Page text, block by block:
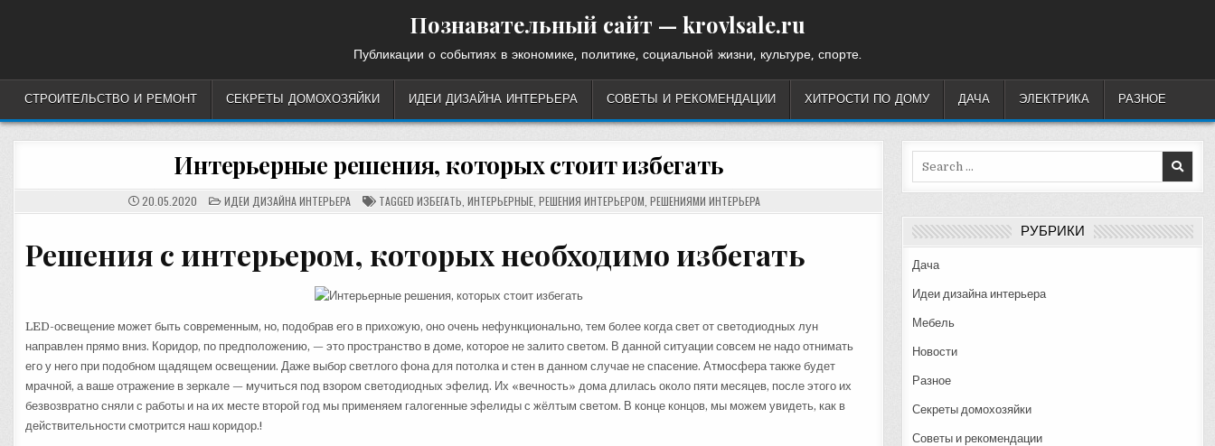
Познавательный сайт — krovlsale.ru
Публикации о событиях в экономике, политике, социальной жизни, культуре, спорте.
СТРОИТЕЛЬСТВО И РЕМОНТ СЕКРЕТЫ ДОМОХОЗЯЙКИ ИДЕИ ДИЗАЙНА ИНТЕРЬЕРА СОВЕТЫ И РЕКОМЕНДАЦИИ ХИТРОСТИ ПО ДОМУ ДАЧА ЭЛЕКТРИКА РАЗНОЕ
Интерьерные решения, которых стоит избегать
20.05.2020 POSTED
IN
ИДЕИ ДИЗАЙНА ИНТЕРЬЕРА TAGGED ИЗБЕГАТЬ ИНТЕРЬЕРНЫЕ, РЕШЕНИЯ ИНТЕРЬЕРОМ РЕШЕНИЯМИ ИНТЕРЬЕРА
Решения с интерьером, которых необходимо избегать
LED-освещение может быть современным, но, подобрав его в прихожую, оно очень нефункционально, тем более когда свет от светодиодных лун
направлен прямо вниз. Коридор, по предположению, — это пространство в доме, которое не залито светом. В данной ситуации совсем не надо отнимать
его у него при подобном щадящем освещении. Даже выбор светлого фона для потолка и стен в данном случае не спасение. Атмосфера также будет
мрачной, а ваше отражение в зеркале — мучиться под взором светодиодных эфелид. Их «вечность» дома длилась около пяти месяцев, после этого их
безвозвратно сняли с работы и на их месте второй год мы применяем галогенные эфелиды с жёлтым светом. В конце концов, мы можем увидеть, как в
действительности смотрится наш коридор.!
РУБРИКИ
Дача
Идеи дизайна интерьера
Мебель
Новости
Разное
Секреты домохозяйки
Советы и рекомендации